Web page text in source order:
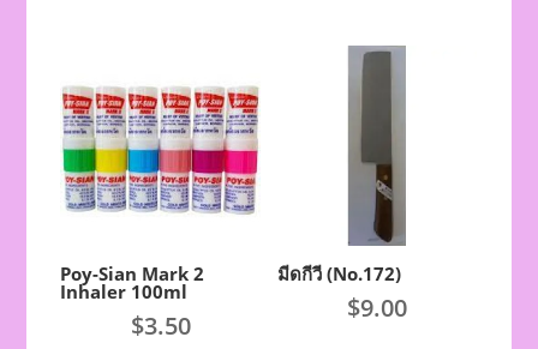
Poy-Sian Mark 2
Inhaler 100ml
$3.50
มีดกีวี (No.172)
$9.00